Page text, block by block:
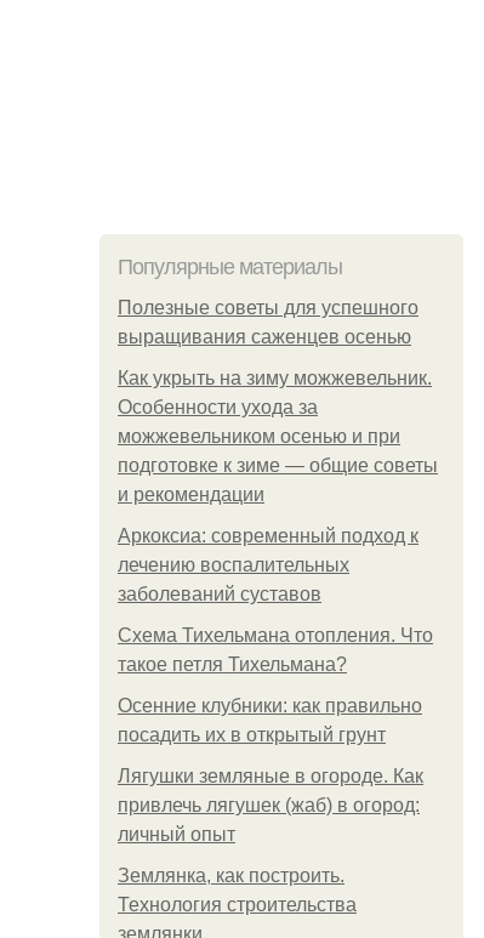
Популярные материалы
Полезные советы для успешного
выращивания саженцев осенью
Как укрыть на зиму можжевельник.
Особенности ухода за
можжевельником осенью и при
подготовке к зиме — общие советы
и рекомендации
Аркоксиа: современный подход к
лечению воспалительных
заболеваний суставов
Схема Тихельмана отопления. Что
такое петля Тихельмана?
Осенние клубники: как правильно
посадить их в открытый грунт
Лягушки земляные в огороде. Как
привлечь лягушек (жаб) в огород:
личный опыт
Землянка, как построить.
Технология строительства
землянки